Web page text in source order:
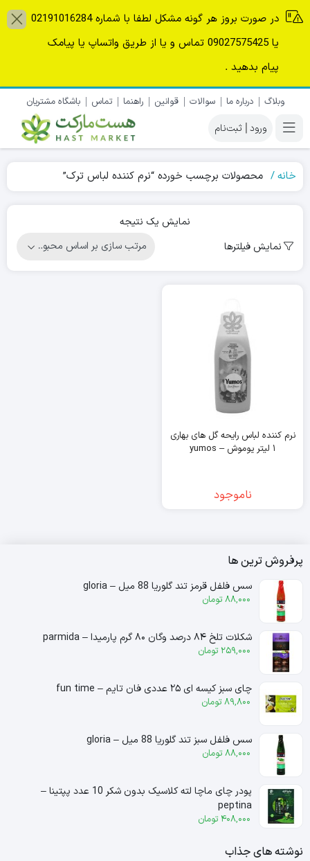
در صورت بروز هر گونه مشکل لطفا با شماره 02191016284
یا 09027575425 تماس و یا از طریق واتساپ یا پیامک
پیام بدهید .
وبلاگ درباره ما سوالات قوانین راهنما تماس باشگاه مشتریان
|
خانه محصولات برچسب خورده “نرم کننده لباس ترک”
نمایش یک نتیجه
نمایش فیلترها
نرم کننده لباس رایحه گل های بهاری
۱ لیتر یوموش – yumos
ناموجود
پرفروش ترین ها
سس فلفل قرمز تند گلوریا 88 میل – gloria
88,000 تومان
شکلات تلخ ۸۴ درصد وگان ۸۰ گرم پارمیدا – parmida
259,000 تومان
چای سبز کیسه ای ۲۵ عددی فان تایم – fun time
89,800 تومان
سس فلفل سبز تند گلوریا 88 میل – gloria
88,000 تومان
پودر چای ماچا لته کلاسیک بدون شکر 10 عدد پپتینا –
peptina
408,000 تومان
نوشته های جذاب